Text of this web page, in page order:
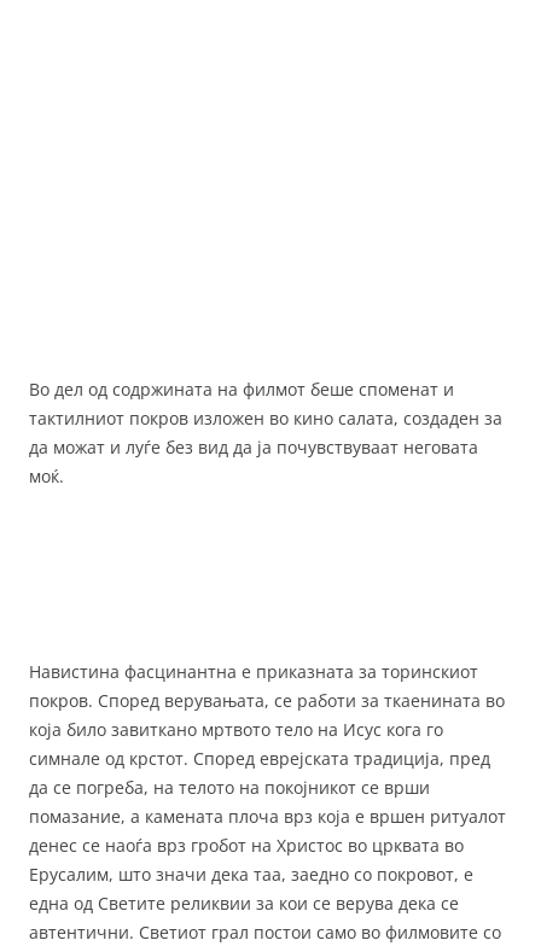
Во дел од содржината на филмот беше споменат и
тактилниот покров изложен во кино салата, создаден за
да можат и луѓе без вид да ја почувствуваат неговата
моќ.
Навистина фасцинантна е приказната за торинскиот
покров. Според верувањата, се работи за ткаенината во
која било завиткано мртвото тело на Исус кога го
симнале од крстот. Според еврејската традиција, пред
да се погреба, на телото на покојникот се врши
помазание, а камената плоча врз која е вршен ритуалот
денес се наоѓа врз гробот на Христос во црквата во
Ерусалим, што значи дека таа, заедно со покровот, е
една од Светите реликвии за кои се верува дека се
автентични. Светиот грал постои само во филмовите со